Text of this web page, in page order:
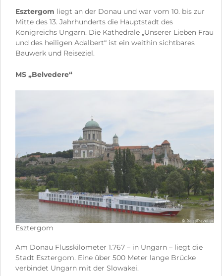
Esztergom liegt an der Donau und war vom 10. bis zur
Mitte des 13. Jahrhunderts die Hauptstadt des
Königreichs Ungarn. Die Kathedrale „Unserer Lieben Frau
und des heiligen Adalbert“ ist ein weithin sichtbares
Bauwerk und Reiseziel.
MS „Belvedere“
Esztergom
Am Donau Flusskilometer 1.767 – in Ungarn – liegt die
Stadt Esztergom. Eine über 500 Meter lange Brücke
verbindet Ungarn mit der Slowakei.